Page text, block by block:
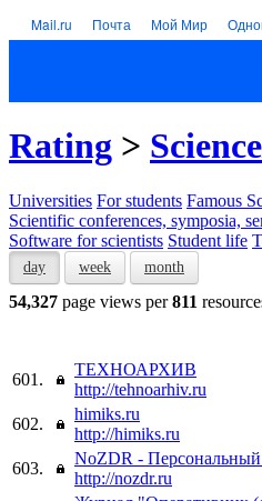
Mail.ru Почта Мой Мир
Rating >
Universities For students Famous
Scientific conferences, symposia,
Software for scientists Student life
day week month
54,327 page views per811
601.
ТЕХНОАРХИВ
http://tehnoarhiv.ru
602.
himiks.ru
http://himiks.ru
603.
NoZDR - Персональный
http://nozdr.ru